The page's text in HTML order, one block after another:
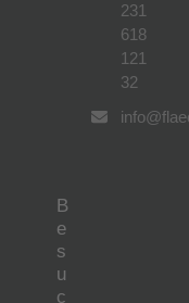
231
618
121
32
B
e
s
u
c